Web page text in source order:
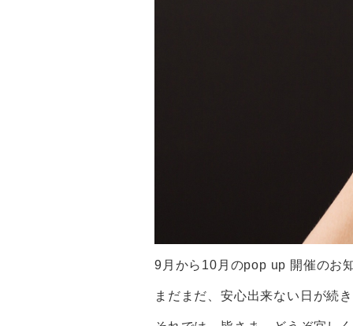
9月から10月のpop up 開催のお
まだまだ、安心出来ない日が続